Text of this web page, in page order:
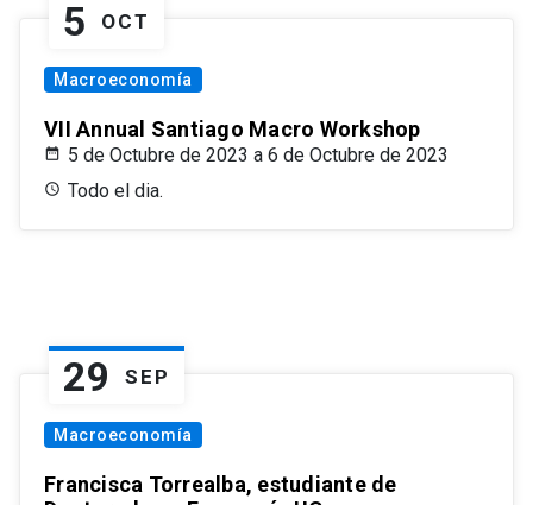
5 OCT
Macroeconomía
VII Annual Santiago Macro Workshop
5 de Octubre de 2023 a 6 de Octubre de 2023
Todo el dia.
29 SEP
Macroeconomía
Francisca Torrealba, estudiante de